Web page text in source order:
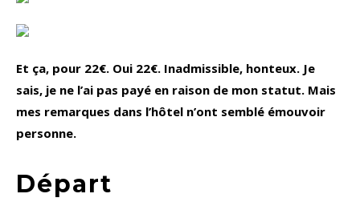
Et ça, pour 22€. Oui 22€. Inadmissible, honteux. Je
sais, je ne l’ai pas payé en raison de mon statut. Mais
mes remarques dans l’hôtel n’ont semblé émouvoir
personne.
Départ